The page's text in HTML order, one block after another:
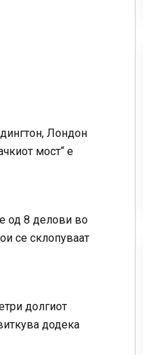
Лондон
мост“ е
од 8 делови во
се склопуваат
долгиот
додека